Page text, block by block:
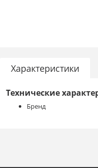
Номинальное
Потребление тока в
Вес 123 г
Характеристики
Технические
Бренд